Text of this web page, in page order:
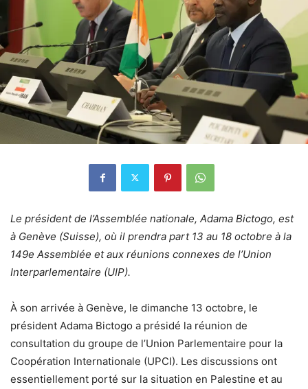
Le président de l’Assemblée nationale, Adama Bictogo, est
à Genève (Suisse), où il prendra part 13 au 18 octobre à la
149e Assemblée et aux réunions connexes de l’Union
Interparlementaire (UIP).
À son arrivée à Genève, le dimanche 13 octobre, le
président Adama Bictogo a présidé la réunion de
consultation du groupe de l’Union Parlementaire pour la
Coopération Internationale (UPCI). Les discussions ont
essentiellement porté sur la situation en Palestine et au